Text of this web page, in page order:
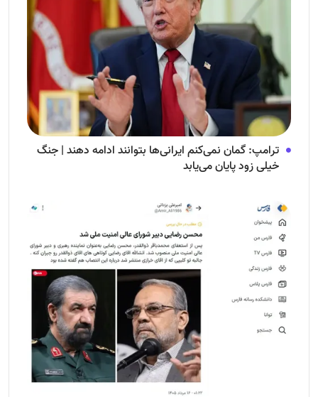
ترامپ: گمان نمی‌کنم ایرانی‌ها بتوانند ادامه دهند | جنگ
خیلی زود پایان می‌یابد